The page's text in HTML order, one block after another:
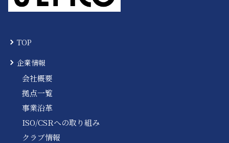
TOP
企業情報
会社概要
拠点一覧
事業沿革
ISO/CSRへの取り組み
クラブ情報